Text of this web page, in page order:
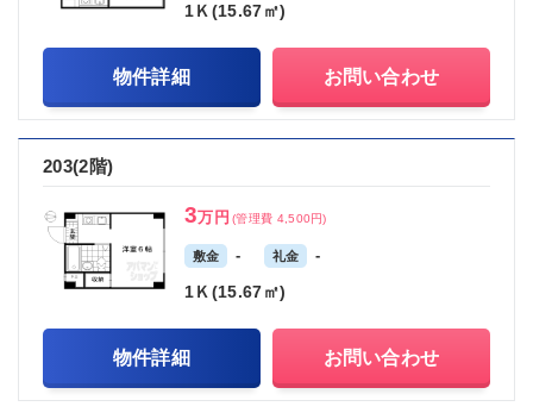
1Ｋ(15.67㎡)
物件詳細 お問い合わせ
203(2階)
3万円 (管理費 4,500円)
敷金 - 礼金 -
1Ｋ(15.67㎡)
物件詳細 お問い合わせ